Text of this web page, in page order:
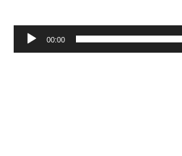
Reprodutor
de
00:00